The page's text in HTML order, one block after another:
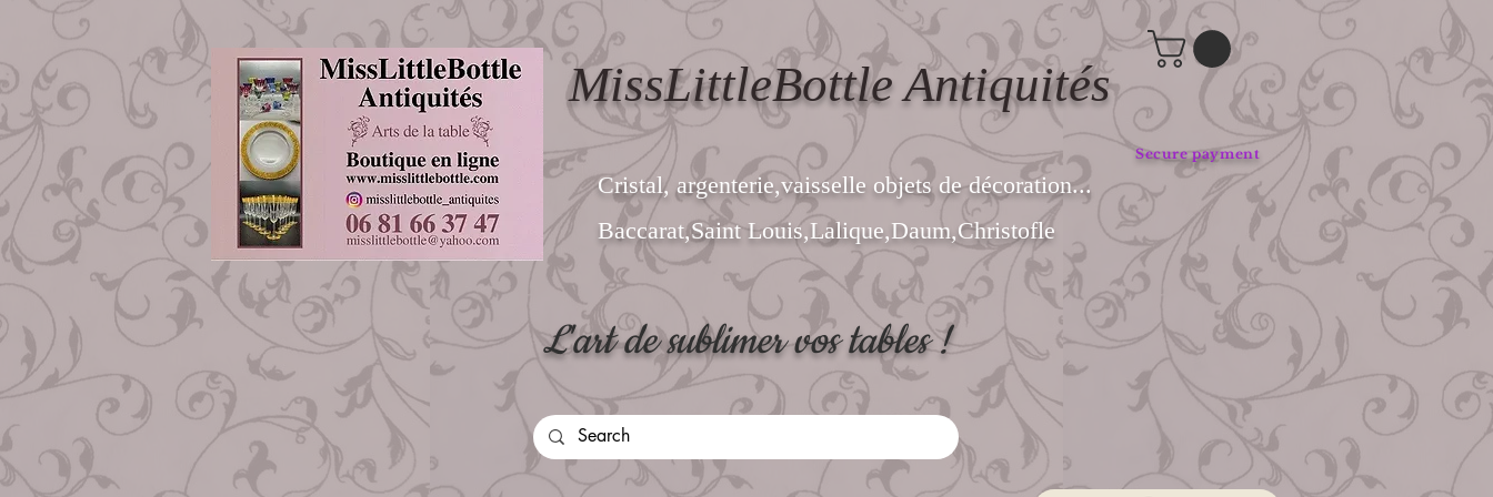
MissLittleBottle Antiquités
Secure payment
Cristal, argenterie,vaisselle objets de décoration...
Baccarat,Saint Louis,Lalique,Daum,Christofle
L'art de sublimer vos tables !